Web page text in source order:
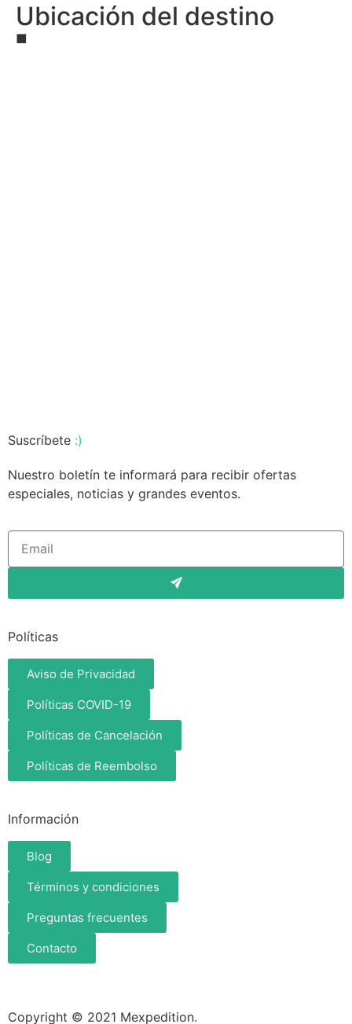
Ubicación del destino
■
Suscríbete :)
Nuestro boletín te informará para recibir ofertas
especiales, noticias y grandes eventos.
Políticas
Aviso de Privacidad
Políticas COVID-19
Políticas de Cancelación
Políticas de Reembolso
Información
Blog
Términos y condiciones
Preguntas frecuentes
Contacto
Copyright © 2021 Mexpedition.